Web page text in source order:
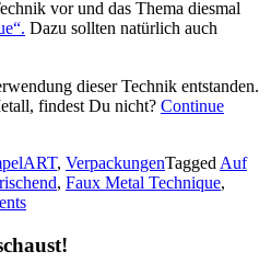
vor und das Thema diesmal
Dazu sollten natürlich auch
dieser Technik entstanden.
findest Du nicht? Continue
, VerpackungenTagged Auf
, Faux Metal Technique,